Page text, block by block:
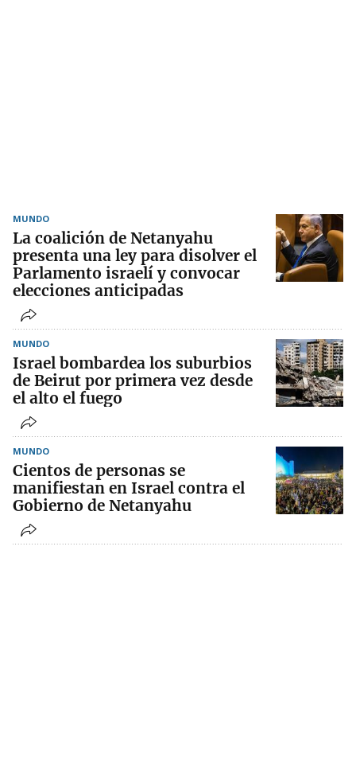
MUNDO
La coalición de Netanyahu
presenta una ley para disolver el
Parlamento israelí y convocar
elecciones anticipadas
MUNDO
Israel bombardea los suburbios
de Beirut por primera vez desde
el alto el fuego
MUNDO
Cientos de personas se
manifiestan en Israel contra el
Gobierno de Netanyahu